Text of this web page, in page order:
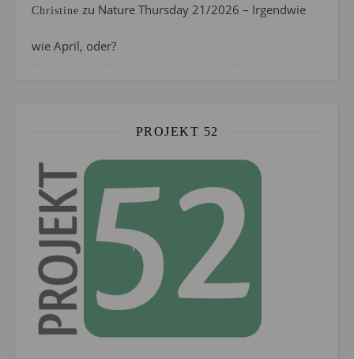
Christine zu Nature Thursday 21/2026 – Irgendwie
wie April, oder?
PROJEKT 52